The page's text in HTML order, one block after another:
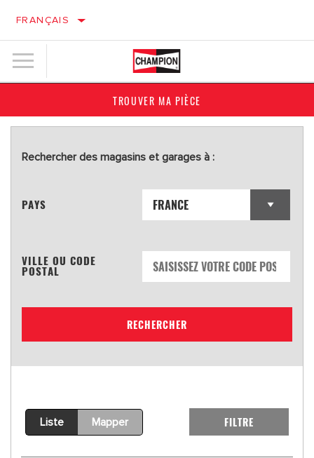
FRANÇAIS
TROUVER MA PIÈCE
Rechercher des magasins et garages à :
PAYS
VILLE OU CODE
POSTAL
RECHERCHER
Liste Mapper FILTRE